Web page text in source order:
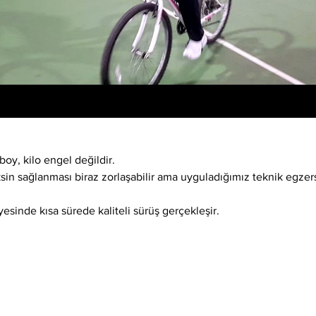
kilo engel değildir.
sağlanması biraz zorlaşabilir ama uyguladığımız teknik
kısa sürede kaliteli sürüş gerçekleşir.